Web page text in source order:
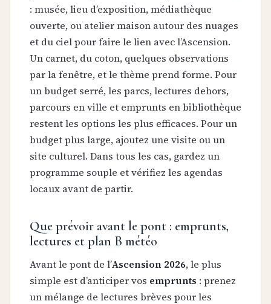
: musée, lieu d’exposition, médiathèque
ouverte, ou atelier maison autour des nuages
et du ciel pour faire le lien avec l’Ascension.
Un carnet, du coton, quelques observations
par la fenêtre, et le thème prend forme. Pour
un budget serré, les parcs, lectures dehors,
parcours en ville et emprunts en bibliothèque
restent les options les plus efficaces. Pour un
budget plus large, ajoutez une visite ou un
site culturel. Dans tous les cas, gardez un
programme souple et vérifiez les agendas
locaux avant de partir.
Que prévoir avant le pont : emprunts,
lectures et plan B météo
Avant le pont de l’Ascension 2026, le plus
simple est d’anticiper vos emprunts : prenez
un mélange de lectures brèves pour les